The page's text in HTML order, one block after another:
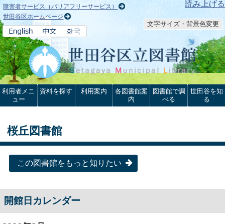
本文へ 読み上げる
障害者サービス（バリアフリーサービス）
世田谷区ホームページ
文字サイズ・背景色変更
利用者メニ
ュー
資料を探す 利用案内
各図書館案
内
図書館で調
べる
世田谷を知
る
桜丘図書館
この図書館をもっと知りたい
開館日カレンダー